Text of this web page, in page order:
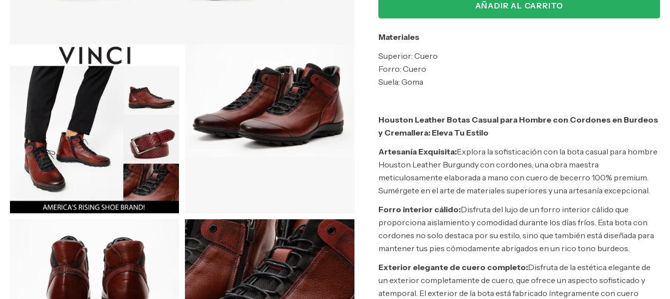
AÑADIR AL CARRITO
Materiales
Superior: Cuero
Forro: Cuero
Suela: Goma
Houston Leather Botas Casual para Hombre con Cordones en Burdeos
y Cremallera: Eleva Tu Estilo
Artesanía Exquisita:Explora la sofisticación con la bota casual para hombre
Houston Leather Burgundy con cordones, una obra maestra
meticulosamente elaborada a mano con cuero de becerro 100% premium.
Sumérgete en el arte de materiales superiores y una artesanía excepcional.
Forro interior cálido:Disfruta del lujo de un forro interior cálido que
proporciona aislamiento y comodidad durante los días fríos. Esta bota con
cordones no solo destaca por su estilo, sino que también está diseñada para
mantener tus pies cómodamente abrigados en un rico tono burdeos.
Exterior elegante de cuero completo:Disfruta de la estética elegante de
un exterior completamente de cuero, que ofrece un aspecto sofisticado y
atemporal. El exterior de la bota está fabricado íntegramente con cuero